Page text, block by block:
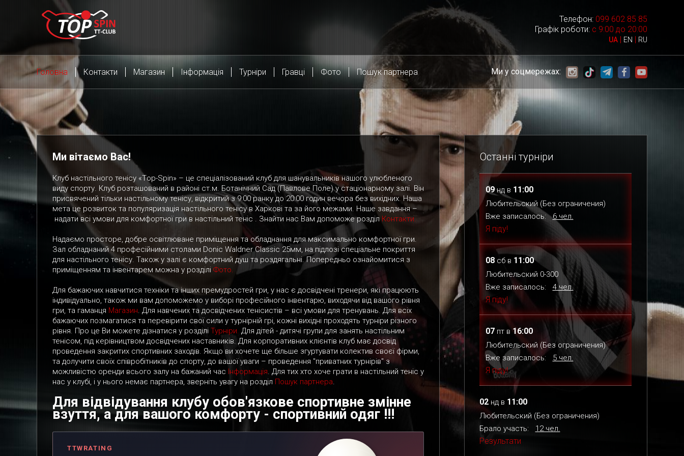
Телефон: 099 602 85 85
Графік роботи: с 9:00 до 20:00
UA | EN | RU
Головна Контакти Магазин Інформація Турніри Гравці Фото Пошук партнера Ми у соцмережах:
Ми вітаємо Вас!
Клуб настільного тенісу «Тop-Spin» – це спеціалізований клуб для шанувальників нашого улюбленого
виду спорту. Клуб розташований в районі ст.м. Ботанічний Сад (Павлове Поле) у стаціонарному залі. Він
присвячений тільки настільному тенісу, відкритий з 9:00 ранку до 20:00 годин вечора без вихідних. Наша
мета це розвиток та популяризація настільного тенісу в Харкові та за його межами. Наше завдання–
надати всі умови для комфортної гри в настільний теніс . Знайти нас Вам допоможе розділ Контакти.
Надаємо просторе, добре освітлюване приміщення та обладнання для максимально комфортної гри.
Зал обладнаний 4 професійними столами Donic Waldner Classic 25мм, на підлозі спеціальне покриття
для настільного тенісу. Також у залі є комфортний душ та роздягальні. Попередньо ознайомитися з
приміщенням та інвентарем можна у розділі Фото.
Для бажаючих навчитися техніки та інших премудростей гри, у нас є досвідчені тренери, які працюють
індивідуально, також ми вам допоможемо у виборі професійного інвентарю, виходячи від вашого рівня
гри, та гаманця Магазин. Для навчених та досвідчених тенісистів – всі умови для тренувань. Для всіх
бажаючих позмагатися та перевірити свої сили у турнірній грі, кожні вихідні проходять турніри різного
рівня. Про це Ви можете дізнатися у розділі Турніри. Для дітей - дитячі групи для занять настільним
тенісом, під керівництвом досвідчених наставників. Для корпоративних клієнтів клуб має досвід
проведення закритих спортивних заходів. Якщо ви хочете ще більше згуртувати колектив своєї фірми,
та долучити своїх співробітників до спорту, до вашої уваги – проведення "приватних турнірів" з
можливістю оренди всього залу на бажаний час Інформація. Для тих хто хоче грати в настільний теніс у
нас у клубі, і у нього немає партнера, зверніть увагу на розділ Пошук партнера.
Для відвідування клубу обов'язкове спортивне змінне
взуття, а для вашого комфорту - спортивний одяг !!!
TTWRATING
Останні турніри
09 нд в 11:00
Любительский (Без ограничения)
Вже записалось: 6 чел.
Я піду!
08 сб в 11:00
Любительский 0-300
Вже записалось:
4 чел.
Я піду!
07 пт в16:00
Любительский (Без ограничения)
Вже записалось:
5 чел.
Я піду!
02 нд в 11:00
Любительский (Без ограничения)
Брало участь:
12 чел.
Результати